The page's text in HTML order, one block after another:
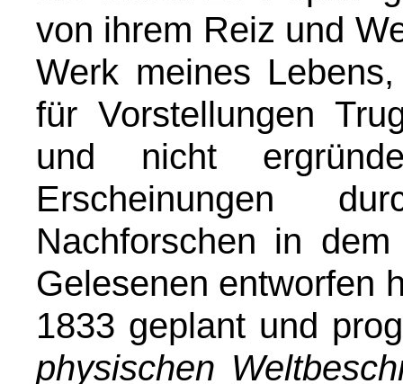
von ihrem Reiz und
Werk meines
für Vorstellungen
und nicht
Erscheinungen
Nachforschen in
Gelesenen entworfen
1833 geplant und
physischen